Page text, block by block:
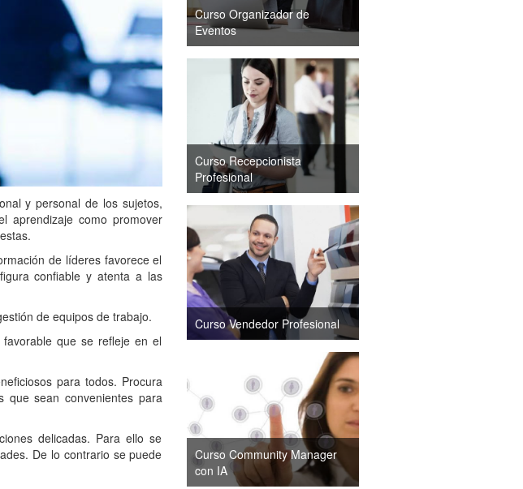
y personal de los sujetos,
aprendizaje como promover
de líderes favorece el
confiable y atenta a las
de equipos de trabajo.
que se refleje en el
para todos. Procura
que sean convenientes para
delicadas. Para ello se
De lo contrario se puede
Curso Organizador de
Eventos
Curso Recepcionista
Profesional
Curso Vendedor Profesional
Curso Community Manager
con IA